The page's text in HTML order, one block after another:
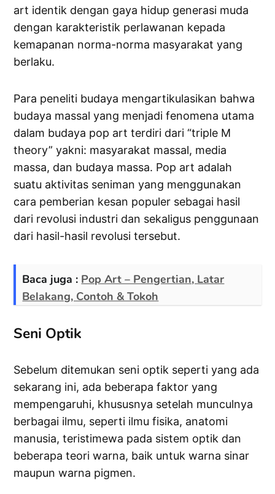
art identik dengan gaya hidup generasi muda
dengan karakteristik perlawanan kepada
kemapanan norma-norma masyarakat yang
berlaku.
Para peneliti budaya mengartikulasikan bahwa
budaya massal yang menjadi fenomena utama
dalam budaya pop art terdiri dari “triple M
theory” yakni: masyarakat massal, media
massa, dan budaya massa. Pop art adalah
suatu aktivitas seniman yang menggunakan
cara pemberian kesan populer sebagai hasil
dari revolusi industri dan sekaligus penggunaan
dari hasil-hasil revolusi tersebut.
Baca juga : Pop Art – Pengertian, Latar
Belakang, Contoh & Tokoh
Seni Optik
Sebelum ditemukan seni optik seperti yang ada
sekarang ini, ada beberapa faktor yang
mempengaruhi, khususnya setelah munculnya
berbagai ilmu, seperti ilmu fisika, anatomi
manusia, teristimewa pada sistem optik dan
beberapa teori warna, baik untuk warna sinar
maupun warna pigmen.